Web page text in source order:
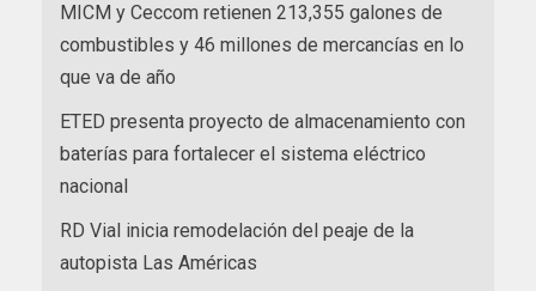
MICM y Ceccom retienen 213,355 galones de
combustibles y 46 millones de mercancías en lo
que va de año
ETED presenta proyecto de almacenamiento con
baterías para fortalecer el sistema eléctrico
nacional
RD Vial inicia remodelación del peaje de la
autopista Las Américas